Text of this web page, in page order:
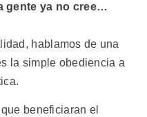
gente ya no cree…
hablamos de una
la simple obediencia a
beneficiaran el